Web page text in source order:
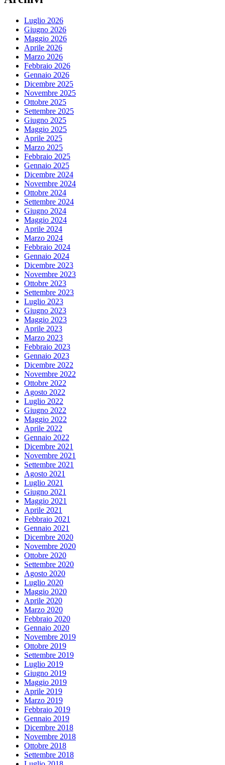
Luglio 2026
Giugno 2026
Maggio 2026
Aprile 2026
Marzo 2026
Febbraio 2026
Gennaio 2026
Dicembre 2025
Novembre 2025
Ottobre 2025
Settembre 2025
Giugno 2025
Maggio 2025
Aprile 2025
Marzo 2025
Febbraio 2025
Gennaio 2025
Dicembre 2024
Novembre 2024
Ottobre 2024
Settembre 2024
Giugno 2024
Maggio 2024
Aprile 2024
Marzo 2024
Febbraio 2024
Gennaio 2024
Dicembre 2023
Novembre 2023
Ottobre 2023
Settembre 2023
Luglio 2023
Giugno 2023
Maggio 2023
Aprile 2023
Marzo 2023
Febbraio 2023
Gennaio 2023
Dicembre 2022
Novembre 2022
Ottobre 2022
Agosto 2022
Luglio 2022
Giugno 2022
Maggio 2022
Aprile 2022
Gennaio 2022
Dicembre 2021
Novembre 2021
Settembre 2021
Agosto 2021
Luglio 2021
Giugno 2021
Maggio 2021
Aprile 2021
Febbraio 2021
Gennaio 2021
Dicembre 2020
Novembre 2020
Ottobre 2020
Settembre 2020
Agosto 2020
Luglio 2020
Maggio 2020
Aprile 2020
Marzo 2020
Febbraio 2020
Gennaio 2020
Novembre 2019
Ottobre 2019
Settembre 2019
Luglio 2019
Giugno 2019
Maggio 2019
Aprile 2019
Marzo 2019
Febbraio 2019
Gennaio 2019
Dicembre 2018
Novembre 2018
Ottobre 2018
Settembre 2018